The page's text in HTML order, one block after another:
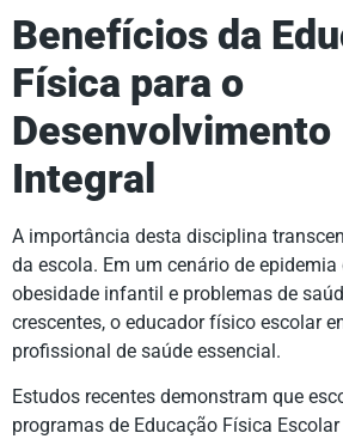
Benefícios da
Física para o
Desenvolvimento
Integral
A importância desta disciplina
da escola. Em um cenário de epidemia
obesidade infantil e problemas de
crescentes, o educador físico escolar
profissional de saúde essencial.
Estudos recentes demonstram que
programas de Educação Física Escolar